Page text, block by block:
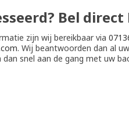
Bel
zijn wij bereikbaar via
. Wij beantwoorden dan al
dan snel aan de gang met uw